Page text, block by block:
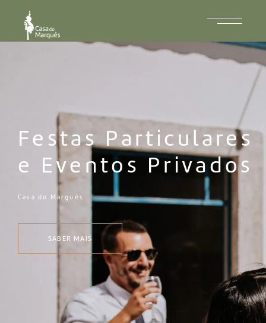
Festas Particulares
e Eventos Privados
Casa do Marquês
SABER MAIS